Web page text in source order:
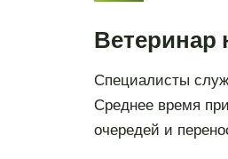
Ветеринар
Специалисты
Среднее время
очередей и